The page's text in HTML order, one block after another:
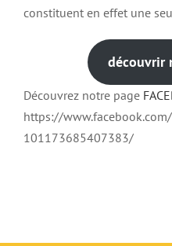
constituent en effet une
découvrir
Découvrez notre page
https://
101173685407383/